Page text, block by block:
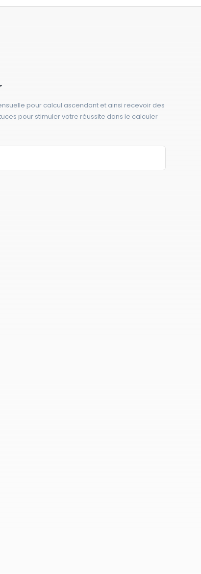
pour calcul ascendant et ainsi recevoir des
pour stimuler votre réussite dans le calculer